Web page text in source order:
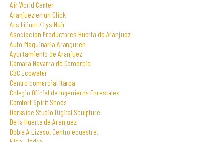
Air World Center
Aranjuez en un Click
Ars Lilium / Lys Noir
Asociación Productores Huerta de Aranjuez
Auto-Maquinaria Aranguren
Ayuntamiento de Aranjuez
Cámara Navarra de Comercio
CBC Ecowater
Centro comercial Itaroa
Colegio Oficial de Ingenieros Forestales
Comfort Spirit Shoes
Darkside Studio Digital Sculpture
De la Huerta de Aranjuez
Doble A Lizaso. Centro ecuestre.